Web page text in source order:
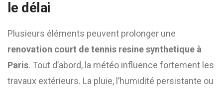
le délai
Plusieurs éléments peuvent prolonger une
renovation court de tennis resine synthetique à
Paris. Tout d’abord, la météo influence fortement les
travaux extérieurs. La pluie, l’humidité persistante ou